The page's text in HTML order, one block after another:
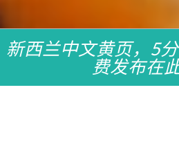
新西兰中文黄页，5
费发布在